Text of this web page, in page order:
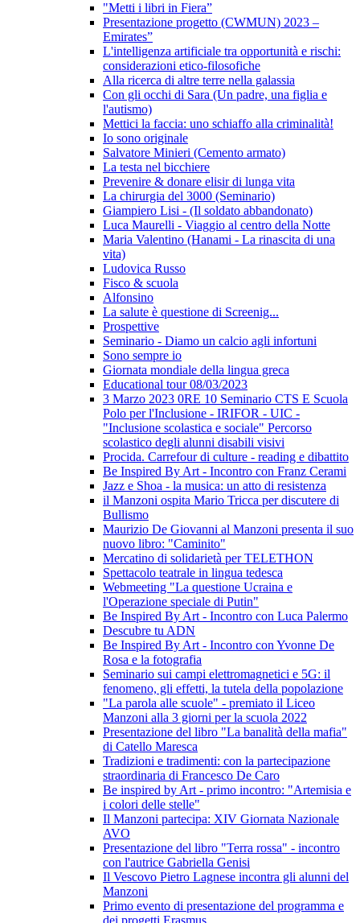
"Metti i libri in Fiera”
Presentazione progetto (CWMUN) 2023 –
Emirates”
L'intelligenza artificiale tra opportunità e rischi:
considerazioni etico-filosofiche
Alla ricerca di altre terre nella galassia
Con gli occhi di Sara (Un padre, una figlia e
l'autismo)
Mettici la faccia: uno schiaffo alla criminalità!
Io sono originale
Salvatore Minieri (Cemento armato)
La testa nel bicchiere
Prevenire & donare elisir di lunga vita
La chirurgia del 3000 (Seminario)
Giampiero Lisi - (Il soldato abbandonato)
Luca Maurelli - Viaggio al centro della Notte
Maria Valentino (Hanami - La rinascita di una
vita)
Ludovica Russo
Fisco & scuola
Alfonsino
La salute è questione di Screenig...
Prospettive
Seminario - Diamo un calcio agli infortuni
Sono sempre io
Giornata mondiale della lingua greca
Educational tour 08/03/2023
3 Marzo 2023 0RE 10 Seminario CTS E Scuola
Polo per l'Inclusione - IRIFOR - UIC -
"Inclusione scolastica e sociale" Percorso
scolastico degli alunni disabili visivi
Procida. Carrefour di culture - reading e dibattito
Be Inspired By Art - Incontro con Franz Cerami
Jazz e Shoa - la musica: un atto di resistenza
il Manzoni ospita Mario Tricca per discutere di
Bullismo
Maurizio De Giovanni al Manzoni presenta il suo
nuovo libro: "Caminito"
Mercatino di solidarietà per TELETHON
Spettacolo teatrale in lingua tedesca
Webmeeting "La questione Ucraina e
l'Operazione speciale di Putin"
Be Inspired By Art - Incontro con Luca Palermo
Descubre tu ADN
Be Inspired By Art - Incontro con Yvonne De
Rosa e la fotografia
Seminario sui campi elettromagnetici e 5G: il
fenomeno, gli effetti, la tutela della popolazione
"La parola alle scuole" - premiato il Liceo
Manzoni alla 3 giorni per la scuola 2022
Presentazione del libro "La banalità della mafia"
di Catello Maresca
Tradizioni e tradimenti: con la partecipazione
straordinaria di Francesco De Caro
Be inspired by Art - primo incontro: "Artemisia e
i colori delle stelle"
Il Manzoni partecipa: XIV Giornata Nazionale
AVO
Presentazione del libro "Terra rossa" - incontro
con l'autrice Gabriella Genisi
Il Vescovo Pietro Lagnese incontra gli alunni del
Manzoni
Primo evento di presentazione del programma e